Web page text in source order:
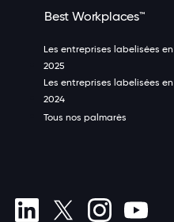
Best Workplaces™
Les entreprises labelisées en
2025
Les entreprises labelisées en
2024
Tous nos palmarès